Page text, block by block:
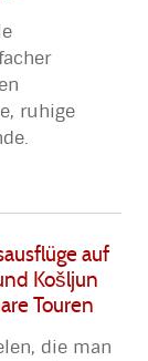
ruhige
auf
Košljun
Touren
die man